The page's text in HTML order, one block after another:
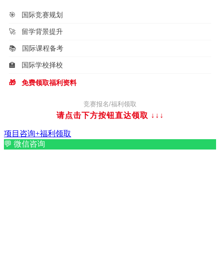
🎯 国际竞赛规划
🚀 留学背景提升
📚 国际课程备考
🏫 国际学校择校
🎁 免费领取福利资料
竞赛报名/福利领取
请点击下方按钮直达领取 ↓↓↓
项目咨询+福利领取
💬 微信咨询